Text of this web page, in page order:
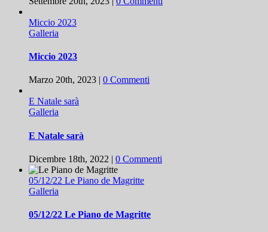
Miccio 2023
Galleria
Miccio 2023
Marzo 20th, 2023 | 0 Commenti
E Natale sarà
Galleria
E Natale sarà
Dicembre 18th, 2022 | 0 Commenti
05/12/22 Le Piano de Magritte
Galleria
05/12/22 Le Piano de Magritte